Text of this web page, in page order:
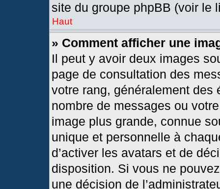
site du groupe phpBB (voir le
Haut
» Comment afficher une
Il peut y avoir deux images
page de consultation des
votre rang, généralement
nombre de messages ou
image plus grande, connue
unique et personnelle à
d’activer les avatars et de
disposition. Si vous ne
une décision de